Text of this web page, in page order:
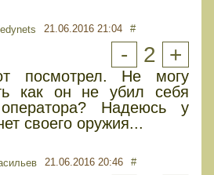
21.06.2016 21:04 #
- 2 +
посмотрел. Не могу
как он не убил себя
Надеюсь у
своего оружия...
21.06.2016 20:46 #